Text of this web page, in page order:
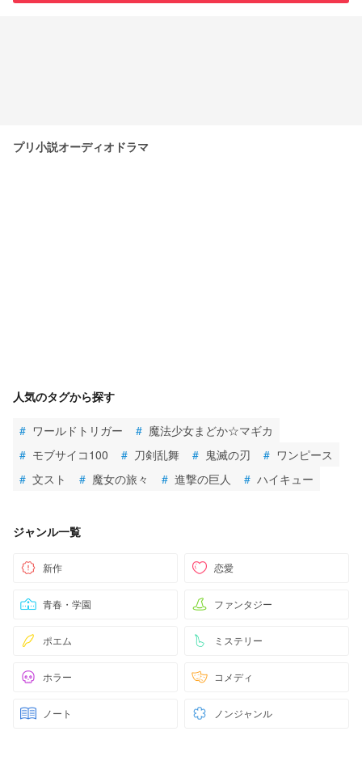
プリ小説オーディオドラマ
人気のタグから探す
# ワールドトリガー # 魔法少女まどか☆マギカ
# モブサイコ100 # 刀剣乱舞 # 鬼滅の刃 # ワンピース
# 文スト # 魔女の旅々 # 進撃の巨人 # ハイキュー
ジャンル一覧
新作 恋愛
青春・学園 ファンタジー
ポエム ミステリー
ホラー コメディ
ノート ノンジャンル